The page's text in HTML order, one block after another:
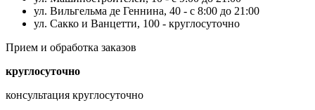
ул. Вильгельма де Геннина, 40 - с 8:00 до 21:00
ул. Сакко и Ванцетти, 100 - круглосуточно
Прием и обработка заказов
круглосуточно
консультация круглосуточно